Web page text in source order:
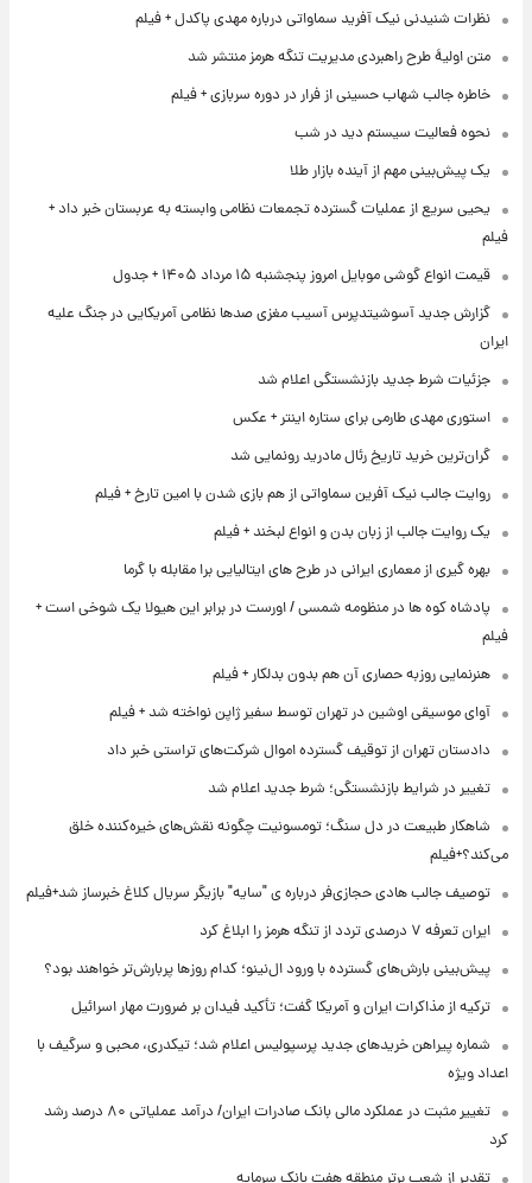
نظرات شنیدنی نیک آفرید سماواتی درباره مهدی پاکدل + فیلم
متن اولیۀ طرح راهبردی مدیریت تنگه هرمز منتشر شد
خاطره جالب شهاب حسینی از فرار در دوره سربازی + فیلم
نحوه فعالیت سیستم دید در شب
یک پیش‌بینی مهم از آینده بازار طلا
یحیی سریع از عملیات گسترده تجمعات نظامی وابسته به عربستان خبر داد +
فیلم
قیمت انواع گوشی موبایل امروز پنجشنبه ۱۵ مرداد ۱۴۰۵ + جدول
گزارش جدید آسوشیتدپرس آسیب مغزی صدها نظامی آمریکایی در جنگ علیه
ایران
جزئیات شرط جدید بازنشستگی اعلام شد
استوری مهدی طارمی برای ستاره اینتر + عکس
گران‌ترین خرید تاریخ رئال مادرید رونمایی شد
روایت جالب نیک آفرین سماواتی از هم بازی شدن با امین تارخ + فیلم
یک روایت جالب از زبان بدن و انواع لبخند + فیلم
بهره گیری از معماری ایرانی در طرح های ایتالیایی برا مقابله با گرما
پادشاه کوه ها در منظومه شمسی / اورست در برابر این هیولا یک شوخی است +
فیلم
هنرنمایی روزبه حصاری آن هم بدون بدلکار + فیلم
آوای موسیقی اوشین در تهران توسط سفیر ژاپن نواخته شد + فیلم
دادستان تهران از توقیف گسترده اموال شرکت‌های تراستی خبر داد
تغییر در شرایط بازنشستگی؛ شرط جدید اعلام شد
شاهکار طبیعت در دل سنگ؛ تومسونیت چگونه نقش‌های خیره‌کننده خلق
می‌کند؟+فیلم
توصیف جالب هادی حجازی‌فر درباره ی "سایه" بازیگر سریال کلاغ خبرساز شد+فیلم
ایران تعرفه ۷ درصدی تردد از تنگه هرمز را ابلاغ کرد
پیش‌بینی بارش‌های گسترده با ورود ال‌نینو؛ کدام روزها پربارش‌تر خواهند بود؟
ترکیه از مذاکرات ایران و آمریکا گفت؛ تأکید فیدان بر ضرورت مهار اسرائیل
شماره پیراهن خریدهای جدید پرسپولیس اعلام شد؛ تیکدری، محبی و سرگیف با
اعداد ویژه
تغییر مثبت در عملکرد مالی بانک صادرات ایران/ درآمد عملیاتی ۸۰ درصد رشد
کرد